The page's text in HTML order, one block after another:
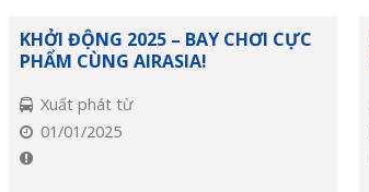
KHỞI ĐỘNG 2025 – BAY CHƠI CỰC
PHẨM CÙNG AIRASIA!
Xuất phát từ
01/01/2025